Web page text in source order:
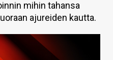
mihin tahansa
ajureiden kautta.